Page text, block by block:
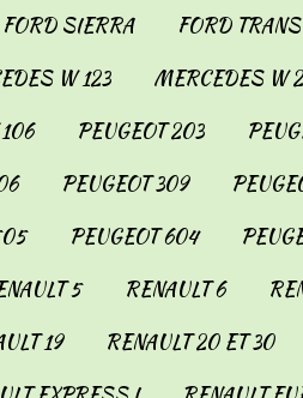
FORD SIERRA FORD
W 123 MERCEDES W
PEUGEOT 203
PEUGEOT 309
PEUGEOT 604
5 RENAULT 6
19 RENAULT 20 ET 30